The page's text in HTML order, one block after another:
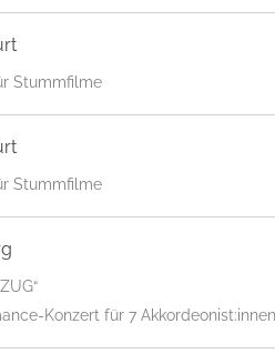
Stummfilme
Stummfilme
Konzert für 7